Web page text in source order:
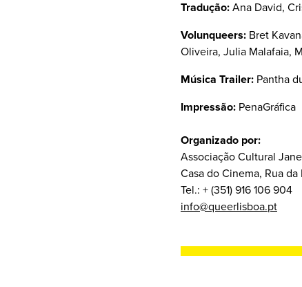
Tradução: Ana David,
Volunqueers: Bret
Oliveira, Julia Malafaia,
Música Trailer: Pantha
Impressão: PenaGráfica
Organizado por:
Associação Cultural
Casa do Cinema, Rua da
Tel.: + (351) 916 106 904
info@queerlisboa.pt